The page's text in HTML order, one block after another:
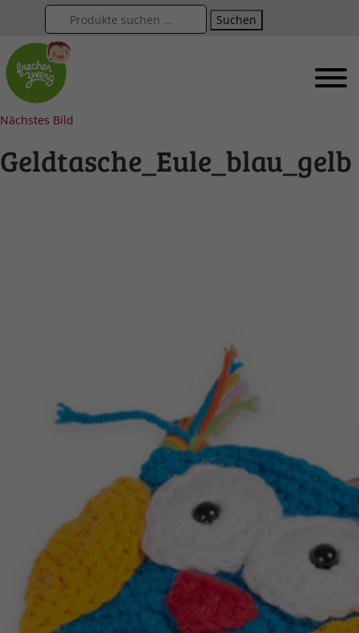
Suchen
Nächstes Bild
Geldtasche_Eule_blau_gelb